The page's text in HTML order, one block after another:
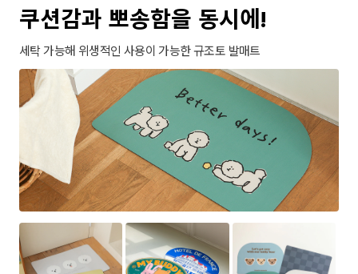
쿠션감과 뽀송함을 동시에!
세탁 가능해 위생적인 사용이 가능한 규조토 발매트